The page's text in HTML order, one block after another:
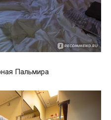
Пальмира